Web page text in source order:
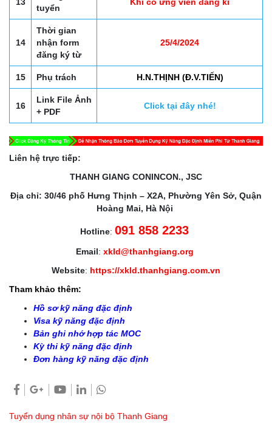
tuyển
14
Thời gian
nhận form
đăng ký từ
25/4/2024
15 Phụ trách H.N.THỊNH (Đ.V.TIẾN)
16
Link File Ảnh
+ PDF
Click tại đây nhé!
Liên hệ trực tiếp:
THANH GIANG CONINCON., JSC
Địa chỉ: 30/46 phố Hưng Thịnh – X2A, Phường Yên Sở, Quận
Hoàng Mai, Hà Nội
Hotline: 091 858 2233
Email: xkld@thanhgiang.org
Website: https://xkld.thanhgiang.com.vn
Tham khảo thêm:
Hồ sơ kỹ năng đặc định
Visa kỹ năng đặc định
Bản ghi nhớ hợp tác MOC
Kỳ thi kỹ năng đặc định
Đơn hàng kỹ năng đặc định
Tuyển dụng nhân sự nội bộ Thanh Giang